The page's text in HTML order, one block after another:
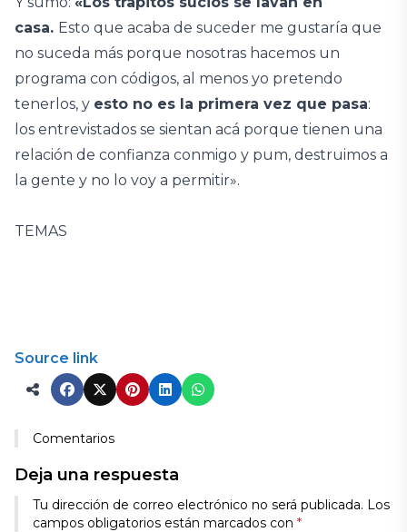
casa. Esto que acaba de suceder me gustaría que
no suceda más porque nosotras hacemos un
programa con códigos, al menos yo pretendo
tenerlos, y esto no es la primera vez que pasa:
los entrevistados se sientan acá porque tienen una
relación de confianza conmigo y pum, destruimos a
la gente y no lo voy a permitir».
TEMAS
Source link
Comentarios
Deja una respuesta
Tu dirección de correo electrónico no será publicada. Los
campos obligatorios están marcados con *